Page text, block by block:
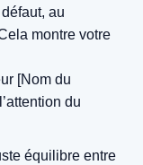
au
montre votre
[Nom du
du
équilibre entre